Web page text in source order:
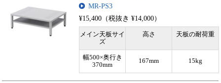
MR-PS3
¥15,400（税抜き ¥14,000）
メイン天板サイ
ズ
高さ 天板の耐荷重
幅500×奥行き
370mm
167mm 15kg